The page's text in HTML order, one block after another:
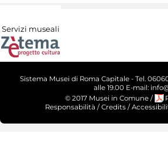
Servizi museali
Sistema Musei di Roma Capitale - Tel.
alle 19.00 E-mail:
© 2017 Musei in Comune /
Responsabilità /Credits /